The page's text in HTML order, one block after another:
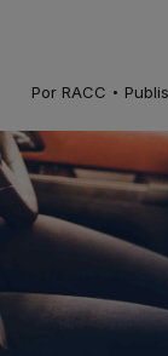
Por RACC ·